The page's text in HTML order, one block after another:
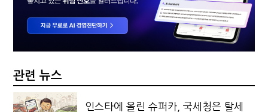
관련 뉴스
인스타에 올린 슈퍼카, 국세청은 탈세